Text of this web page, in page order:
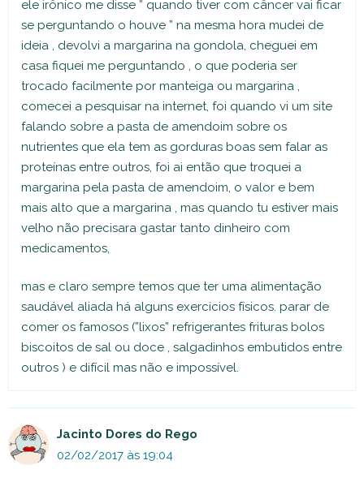
ele irônico me disse ” quando tiver com câncer vai ficar
se perguntando o houve ” na mesma hora mudei de
ideia , devolvi a margarina na gondola, cheguei em
casa fiquei me perguntando , o que poderia ser
trocado facilmente por manteiga ou margarina ,
comecei a pesquisar na internet, foi quando vi um site
falando sobre a pasta de amendoim sobre os
nutrientes que ela tem as gorduras boas sem falar as
proteínas entre outros, foi ai então que troquei a
margarina pela pasta de amendoim, o valor e bem
mais alto que a margarina , mas quando tu estiver mais
velho não precisara gastar tanto dinheiro com
medicamentos,
mas e claro sempre temos que ter uma alimentação
saudável aliada há alguns exercícios físicos. parar de
comer os famosos (”lixos” refrigerantes frituras bolos
biscoitos de sal ou doce , salgadinhos embutidos entre
outros ) e difícil mas não e impossível.
Jacinto Dores do Rego
02/02/2017 às 19:04